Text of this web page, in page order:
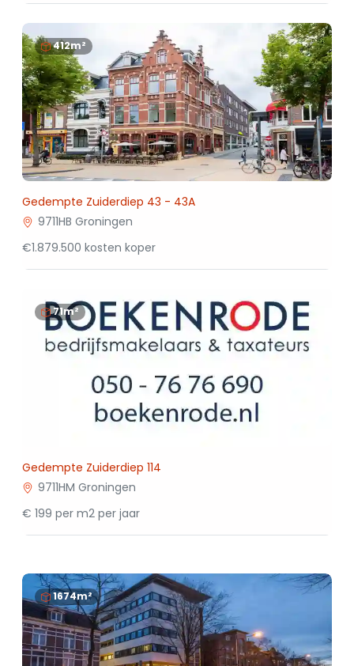
412m²
Gedempte Zuiderdiep 43 - 43A
9711HB Groningen
€1.879.500 kosten koper
71m²
Gedempte Zuiderdiep 114
9711HM Groningen
€ 199 per m2 per jaar
1674m²